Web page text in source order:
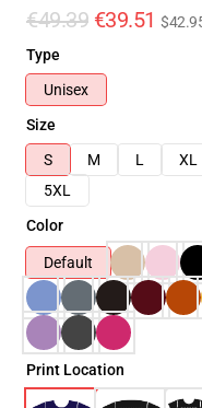
€49.39 €39.51
Type
Unisex
Size
S
M L XL
5XL
Color
Default
Print Location